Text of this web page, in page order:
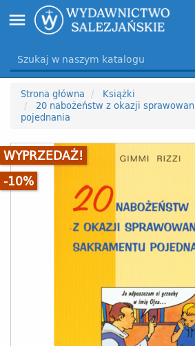
navigation
menu
Strona główna
Książki
20 nabożeństw z okazji
pojednania
WYPRZEDAŻ!
-10%